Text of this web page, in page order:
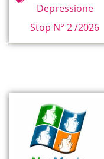
Depressione
Stop N° 2 /2026